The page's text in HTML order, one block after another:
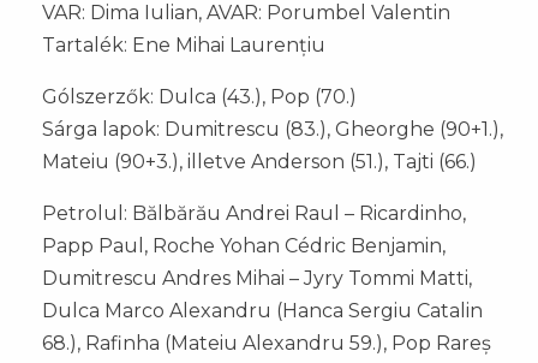
VAR: Dima Iulian, AVAR: Porumbel Valentin
Tartalék: Ene Mihai Laurențiu
Gólszerzők: Dulca (43.), Pop (70.)
Sárga lapok: Dumitrescu (83.), Gheorghe (90+1.),
Mateiu (90+3.), illetve Anderson (51.), Tajti (66.)
Petrolul: Bălbărău Andrei Raul – Ricardinho,
Papp Paul, Roche Yohan Cédric Benjamin,
Dumitrescu Andres Mihai – Jyry Tommi Matti,
Dulca Marco Alexandru (Hanca Sergiu Catalin
68.), Rafinha (Mateiu Alexandru 59.), Pop Rareș